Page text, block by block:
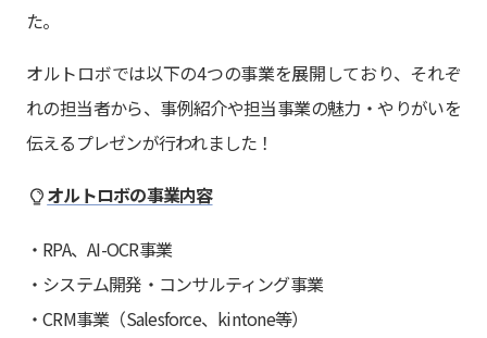
た。
オルトロボでは以下の4つの事業を展開しており、それぞ
れの担当者から、事例紹介や担当事業の魅力・やりがいを
伝えるプレゼンが行われました！
オルトロボの事業内容
・RPA、AI-OCR事業
・システム開発・コンサルティング事業
・CRM事業（Salesforce、kintone等）